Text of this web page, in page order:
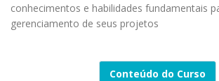
conhecimentos e habilidades fundamentais
gerenciamento de seus projetos
Conteúdo do Curso